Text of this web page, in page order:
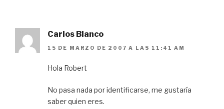
Carlos Blanco
15 DE MARZO DE 2007 A LAS 11:41 AM
Hola Robert
No pasa nada por identificarse, me gustaría
saber quien eres.